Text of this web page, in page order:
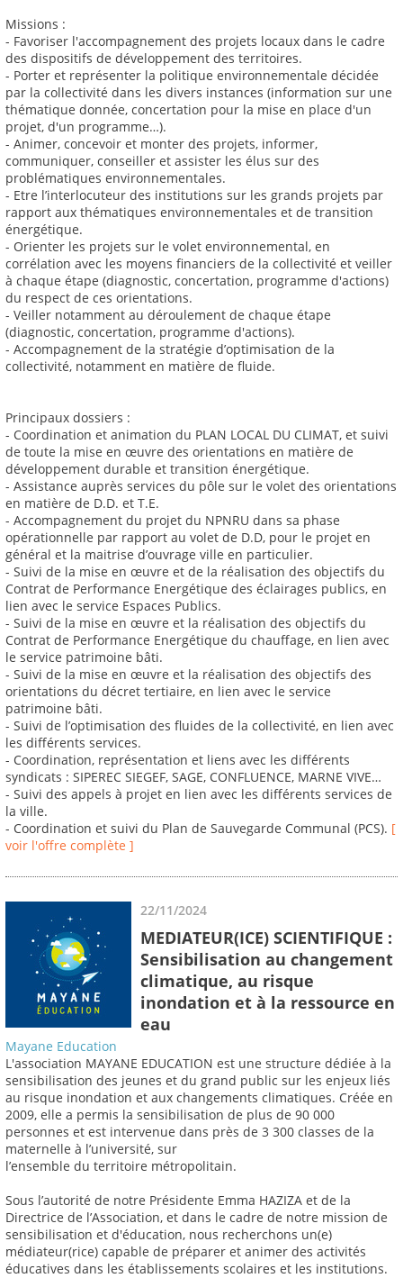
Missions :
- Favoriser l'accompagnement des projets locaux dans le cadre
des dispositifs de développement des territoires.
- Porter et représenter la politique environnementale décidée
par la collectivité dans les divers instances (information sur une
thématique donnée, concertation pour la mise en place d'un
projet, d'un programme…).
- Animer, concevoir et monter des projets, informer,
communiquer, conseiller et assister les élus sur des
problématiques environnementales.
- Etre l’interlocuteur des institutions sur les grands projets par
rapport aux thématiques environnementales et de transition
énergétique.
- Orienter les projets sur le volet environnemental, en
corrélation avec les moyens financiers de la collectivité et veiller
à chaque étape (diagnostic, concertation, programme d'actions)
du respect de ces orientations.
- Veiller notamment au déroulement de chaque étape
(diagnostic, concertation, programme d'actions).
- Accompagnement de la stratégie d’optimisation de la
collectivité, notamment en matière de fluide.
Principaux dossiers :
- Coordination et animation du PLAN LOCAL DU CLIMAT, et suivi
de toute la mise en œuvre des orientations en matière de
développement durable et transition énergétique.
- Assistance auprès services du pôle sur le volet des orientations
en matière de D.D. et T.E.
- Accompagnement du projet du NPNRU dans sa phase
opérationnelle par rapport au volet de D.D, pour le projet en
général et la maitrise d’ouvrage ville en particulier.
- Suivi de la mise en œuvre et de la réalisation des objectifs du
Contrat de Performance Energétique des éclairages publics, en
lien avec le service Espaces Publics.
- Suivi de la mise en œuvre et la réalisation des objectifs du
Contrat de Performance Energétique du chauffage, en lien avec
le service patrimoine bâti.
- Suivi de la mise en œuvre et la réalisation des objectifs des
orientations du décret tertiaire, en lien avec le service
patrimoine bâti.
- Suivi de l’optimisation des fluides de la collectivité, en lien avec
les différents services.
- Coordination, représentation et liens avec les différents
syndicats : SIPEREC SIEGEF, SAGE, CONFLUENCE, MARNE VIVE…
- Suivi des appels à projet en lien avec les différents services de
la ville.
- Coordination et suivi du Plan de Sauvegarde Communal (PCS). [
voir l'offre complète ]
22/11/2024
MEDIATEUR(ICE) SCIENTIFIQUE :
Sensibilisation au changement
climatique, au risque
inondation et à la ressource en
eau
Mayane Education
L'association MAYANE EDUCATION est une structure dédiée à la
sensibilisation des jeunes et du grand public sur les enjeux liés
au risque inondation et aux changements climatiques. Créée en
2009, elle a permis la sensibilisation de plus de 90 000
personnes et est intervenue dans près de 3 300 classes de la
maternelle à l’université, sur
l’ensemble du territoire métropolitain.
Sous l’autorité de notre Présidente Emma HAZIZA et de la
Directrice de l’Association, et dans le cadre de notre mission de
sensibilisation et d'éducation, nous recherchons un(e)
médiateur(rice) capable de préparer et animer des activités
éducatives dans les établissements scolaires et les institutions.